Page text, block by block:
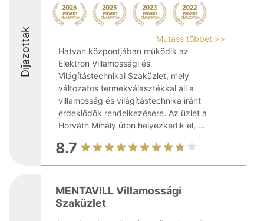
Díjazottak
Mutass többet >>
Hatvan központjában működik az
Elektron Villamossági és
Világítástechnikai Szaküzlet, mely
változatos termékválasztékkal áll a
villamosság és világítástechnika iránt
érdeklődők rendelkezésére. Az üzlet a
Horváth Mihály úton helyezkedik el, ...
8.7
MENTAVILL Villamossági
Szaküzlet